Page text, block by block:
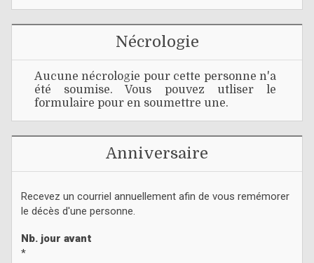
Nécrologie
Aucune nécrologie pour cette personne n'a
été soumise. Vous pouvez utliser le
formulaire pour en soumettre une.
Anniversaire
Recevez un courriel annuellement afin de vous remémorer
le décès d'une personne.
Nb. jour avant
*